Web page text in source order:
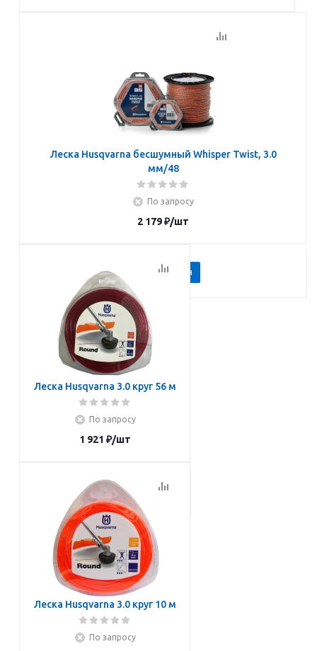
Леска Husqvarna бесшумный Whisper Twist, 3.0
мм/48
По запросу
2 179₽/шт
Подписаться
Леска Husqvarna 3.0 круг 56 м
По запросу
1 921 ₽/шт
Подписаться
Леска Husqvarna 3.0 круг 10 м
По запросу